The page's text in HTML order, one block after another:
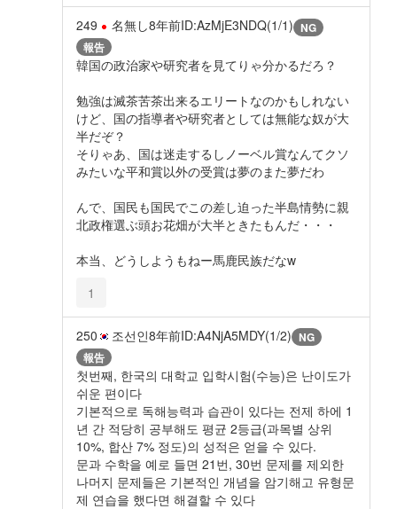
249 名無し8年前ID:AzMjE3NDQ(1/1) NG
報告
韓国の政治家や研究者を見てりゃ分かるだろ？
勉強は滅茶苦茶出来るエリートなのかもしれない
けど、国の指導者や研究者としては無能な奴が大
半だぞ？
そりゃあ、国は迷走するしノーベル賞なんてクソ
みたいな平和賞以外の受賞は夢のまた夢だわ
んで、国民も国民でこの差し迫った半島情勢に親
北政権選ぶ頭お花畑が大半ときたもんだ・・・
本当、どうしようもねー馬鹿民族だなw
1
250 조선인8年前ID:A4NjA5MDY(1/2) NG
報告
첫번째, 한국의 대학교 입학시험(수능)은 난이도가
쉬운 편이다
기본적으로 독해능력과 습관이 있다는 전제 하에 1
년 간 적당히 공부해도 평균 2등급(과목별 상위
10%, 합산 7% 정도)의 성적은 얻을 수 있다.
문과 수학을 예로 들면 21번, 30번 문제를 제외한
나머지 문제들은 기본적인 개념을 암기해고 유형문
제 연습을 했다면 해결할 수 있다